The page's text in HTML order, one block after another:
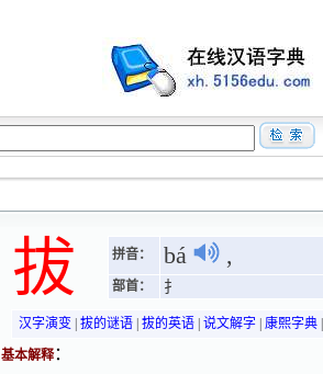
拔 拼音： bá ,
部首： 扌
汉字演变 拔的谜语| 拔的英语| 说文解字| 康熙字典|
基本解释：